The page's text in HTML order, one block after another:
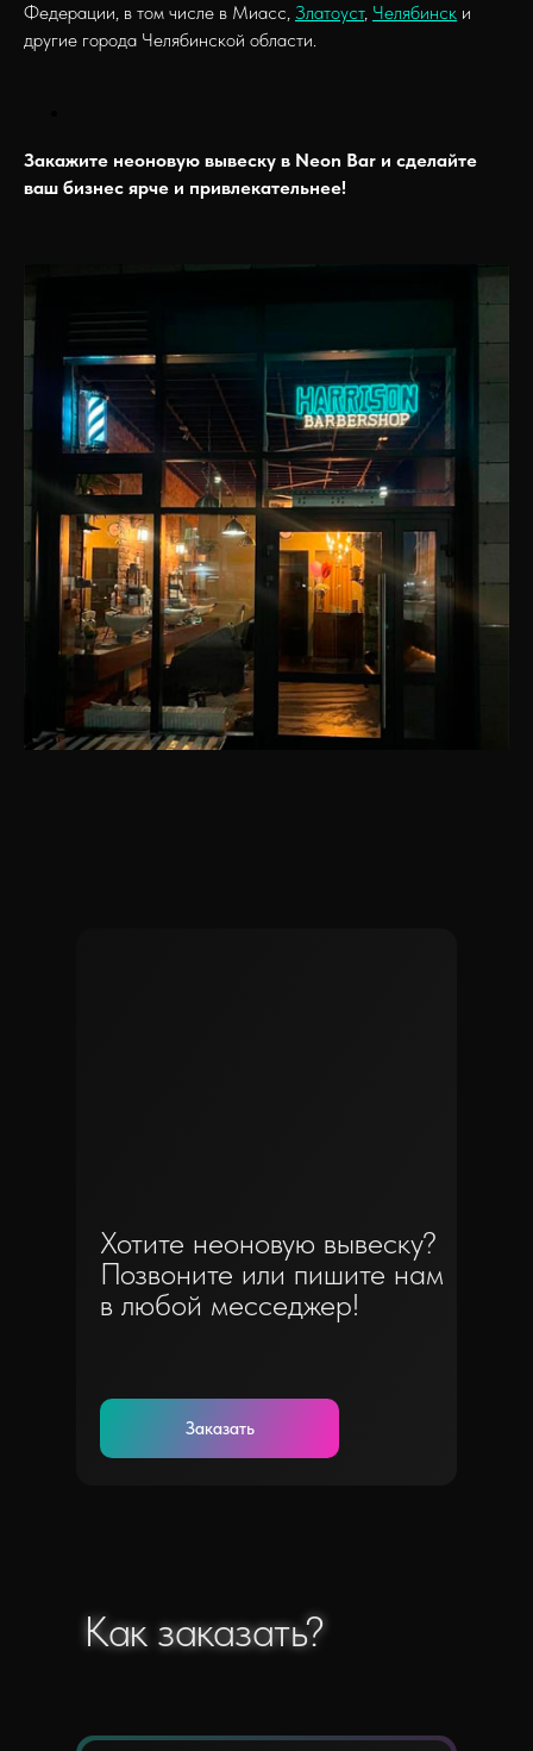
Федерации, в том числе в Миасс, Златоуст, Челябинск и
другие города Челябинской области.
Закажите неоновую вывеску в Neon Bar и сделайте
ваш бизнес ярче и привлекательнее!
Заказать
Хотите неоновую вывеску?
Позвоните или пишите нам
в любой месседжер!
Как заказать?
Как заказать?